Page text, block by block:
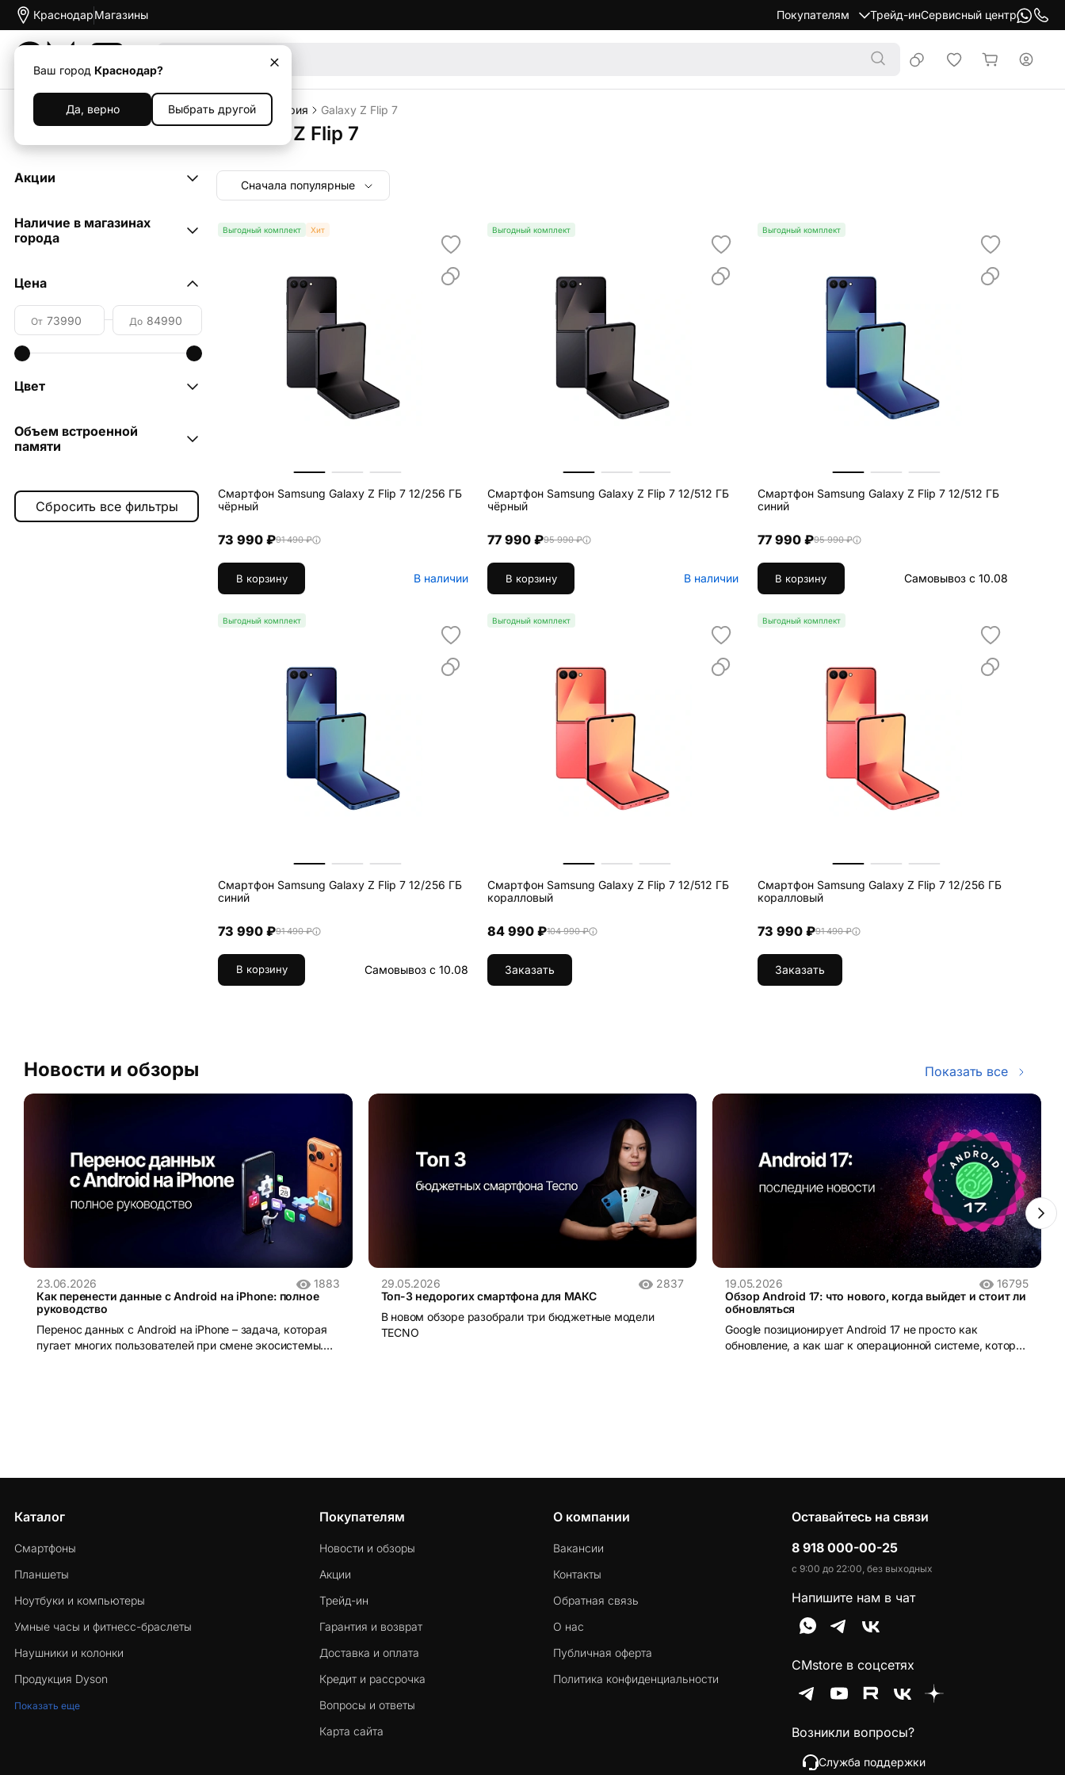
Краснодар
Ваш город Краснодар?
Да, верно Выбрать другой
Магазины Покупателям Трейд-инСервисный центр
Каталог Смартфоны Samsung Z-серия Galaxy Z Flip 7
Смартфоны Samsung Galaxy Z Flip 7
Акции
Наличие в магазинах
города
(Мегацентр "Красная
ул. Красная, 1621
Цена
От До
Цвет
синий
Объем встроенной
памяти
512 ГБ3
Сначала популярные
Выгодный комплект Хит
Смартфон Samsung Galaxy Z Flip 7 12/256 ГБ
чёрный
73 990 ₽91 490 ₽
В корзину В наличии
Выгодный комплект
Смартфон Samsung Galaxy Z Flip 7 12/512 ГБ
чёрный
77 990 ₽95 990 ₽
В корзину В наличии
Выгодный комплект
Смартфон Samsung Galaxy Z Flip 7 12/512 ГБ
синий
77 990 ₽95 990 ₽
В корзину Самовывоз с 10.08
Выгодный комплект
Смартфон Samsung Galaxy Z Flip 7 12/256 ГБ
синий
73 990 ₽91 490 ₽
В корзину Самовывоз с 10.08
Выгодный комплект
Смартфон Samsung Galaxy Z Flip 7 12/512 ГБ
коралловый
84 990 ₽104 990 ₽
Заказать
Выгодный комплект
Смартфон Samsung Galaxy Z Flip 7 12/256 ГБ
коралловый
73 990 ₽91 490 ₽
Заказать
Новости и обзоры Показать все
23.06.2026
1883
Как перенести данные с Android на iPhone: полное
руководство
Перенос данных с Android на iPhone – задача, которая
пугает многих пользователей при смене экосистемы.
29.05.2026
2837
Топ-3 недорогих смартфона для МАКС
В новом обзоре разобрали три бюджетные модели
TECNO
19.05.2026
16795
Обзор Android 17: что нового, когда выйдет и стоит ли
обновляться
Google позиционирует Android 17 не просто как
обновление, а как шаг к операционной системе, которая
Каталог
Смартфоны
Планшеты
Ноутбуки и компьютеры
Умные часы и фитнесс-браслеты
Наушники и колонки
Продукция Dyson
Показать еще
Покупателям
Новости и обзоры
Акции
Трейд-ин
Гарантия и возврат
Доставка и оплата
Кредит и рассрочка
Вопросы и ответы
Карта сайта
О компании
Вакансии
Контакты
Обратная связь
О нас
Публичная оферта
Политика конфиденциальности
Оставайтесь на связи
8 918 000-00-25
с 9:00 до 22:00, без выходных
Напишите нам в чат
CMstore в соцсетях
Возникли вопросы?
Служба поддержки